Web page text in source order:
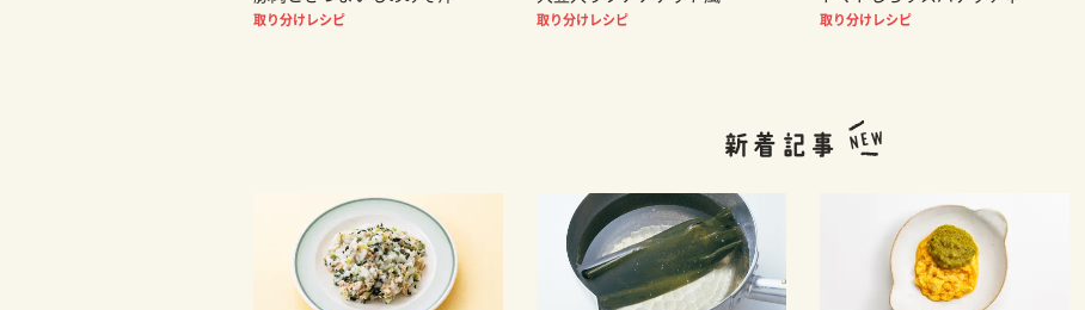
取り分けレシピ 取り分けレシピ 取り分けレシピ